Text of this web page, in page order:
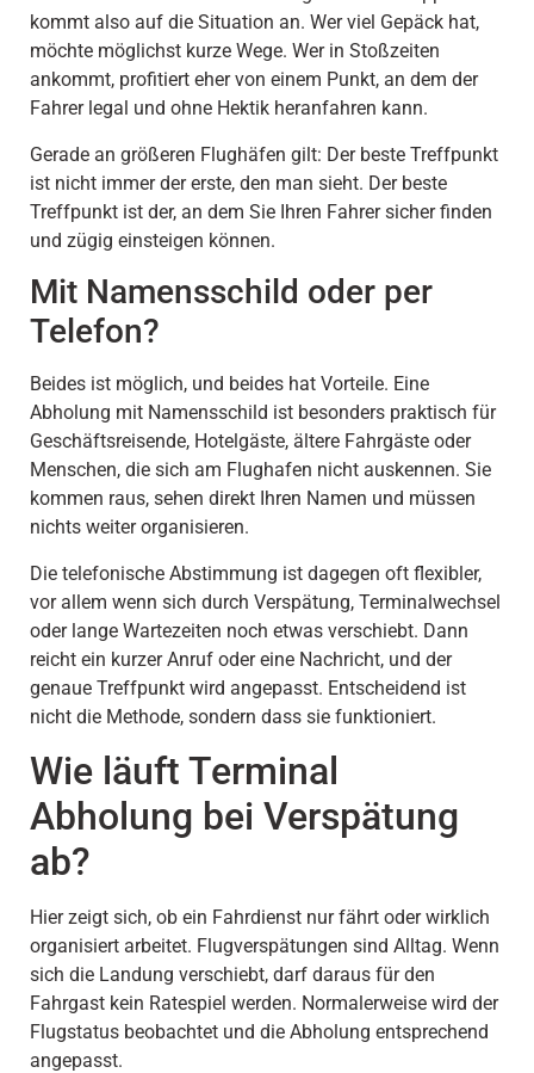
kommt also auf die Situation an. Wer viel Gepäck hat,
möchte möglichst kurze Wege. Wer in Stoßzeiten
ankommt, profitiert eher von einem Punkt, an dem der
Fahrer legal und ohne Hektik heranfahren kann.
Gerade an größeren Flughäfen gilt: Der beste Treffpunkt
ist nicht immer der erste, den man sieht. Der beste
Treffpunkt ist der, an dem Sie Ihren Fahrer sicher finden
und zügig einsteigen können.
Mit Namensschild oder per
Telefon?
Beides ist möglich, und beides hat Vorteile. Eine
Abholung mit Namensschild ist besonders praktisch für
Geschäftsreisende, Hotelgäste, ältere Fahrgäste oder
Menschen, die sich am Flughafen nicht auskennen. Sie
kommen raus, sehen direkt Ihren Namen und müssen
nichts weiter organisieren.
Die telefonische Abstimmung ist dagegen oft flexibler,
vor allem wenn sich durch Verspätung, Terminalwechsel
oder lange Wartezeiten noch etwas verschiebt. Dann
reicht ein kurzer Anruf oder eine Nachricht, und der
genaue Treffpunkt wird angepasst. Entscheidend ist
nicht die Methode, sondern dass sie funktioniert.
Wie läuft Terminal
Abholung bei Verspätung
ab?
Hier zeigt sich, ob ein Fahrdienst nur fährt oder wirklich
organisiert arbeitet. Flugverspätungen sind Alltag. Wenn
sich die Landung verschiebt, darf daraus für den
Fahrgast kein Ratespiel werden. Normalerweise wird der
Flugstatus beobachtet und die Abholung entsprechend
angepasst.